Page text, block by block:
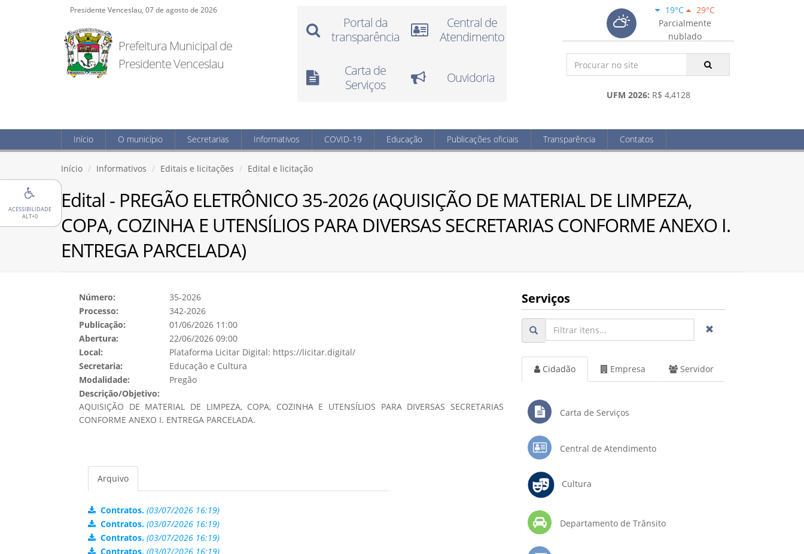
ACESSIBILIDADE
ALT+0
Presidente Venceslau, 07 de agosto de 2026
Prefeitura Municipal de
Presidente Venceslau
Portal da
transparência
Central de
Atendimento
Carta de
Serviços
Ouvidoria
19°C
29°C
Parcialmente
nublado
UFM 2026: R$ 4,4128
Início O município Secretarias Informativos COVID-19 Educação Publicações oficiais Transparência Contatos
Início Informativos Editais e licitações Edital e licitação
Edital - PREGÃO ELETRÔNICO 35-2026 (AQUISIÇÃO DE MATERIAL DE LIMPEZA,
COPA, COZINHA E UTENSÍLIOS PARA DIVERSAS SECRETARIAS CONFORME ANEXO I.
ENTREGA PARCELADA)
Número:
35-2026
Processo:
342-2026
Publicação:
01/06/2026 11:00
Abertura:
22/06/2026 09:00
Local:
Plataforma Licitar Digital: https://licitar.digital/
Secretaria:
Educação e Cultura
Modalidade:
Pregão
Descrição/Objetivo:
AQUISIÇÃO DE MATERIAL DE LIMPEZA, COPA, COZINHA E UTENSÍLIOS PARA DIVERSAS SECRETARIAS
CONFORME ANEXO I. ENTREGA PARCELADA.
Arquivo
Contratos. (03/07/2026 16:19)
Contratos. (03/07/2026 16:19)
Contratos. (03/07/2026 16:19)
Contratos. (03/07/2026 16:19)
Serviços
Cidadão Empresa Servidor
Carta de Serviços
Central de Atendimento
Cultura
Departamento de Trânsito